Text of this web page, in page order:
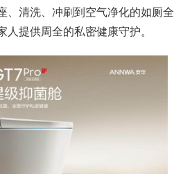
、清洗、冲刷到空气净化的如厕全
提供周全的私密健康守护。